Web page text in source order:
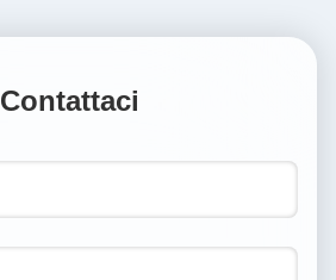
Contattaci